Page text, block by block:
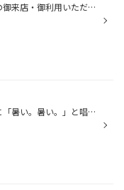
暑い中、たくさんの御来店・御利用いただきありがとうございます！ セール期間中（7/26～8/3）は休まず営業いたしますので、いつでも御利用ください！
毎日、口癖のように「暑い。暑い。」と唱えている今日この頃・・・ 皆さんいかがお過ごしでしょうか？ こんな暑さの中、タイヤ館にできることと言えば・・・・ エアコンガスの点検・・・エアコンフィルターの点検・・・快適な車内空間へのお手伝い。 点検は無料です！ 気になられている方はタイヤ館...